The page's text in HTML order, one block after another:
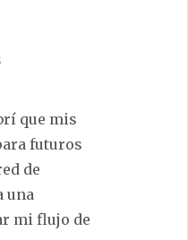
que mis
futuros
de
una
mi flujo de